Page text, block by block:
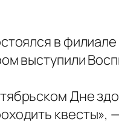
в
выступили
Дне
квесты»,